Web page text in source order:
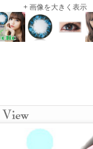
+ 画像を大きく表示